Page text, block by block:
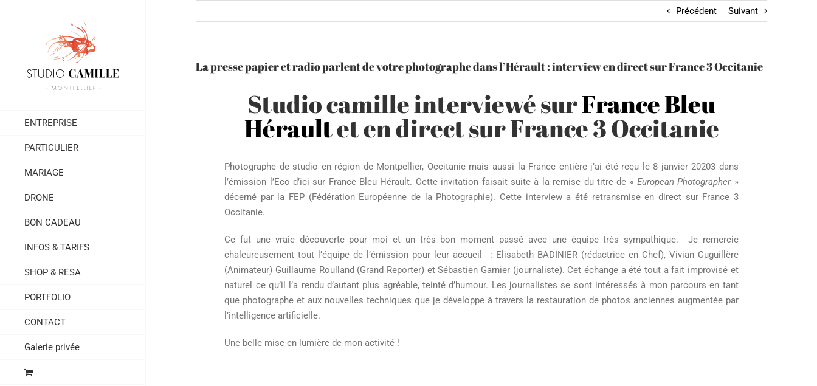
ENTREPRISE
PARTICULIER
MARIAGE
DRONE
BON CADEAU
INFOS & TARIFS
SHOP & RESA
PORTFOLIO
CONTACT
Galerie privée
Précédent Suivant
La presse papier et radio parlent de votre photographe dans l’Hérault : interview en direct sur France 3 Occitanie
Studio camille interviewé surFrance Bleu
Héraultet en direct sur France 3 Occitanie
Photographe de studio en région de Montpellier, Occitanie mais aussi la France entière j’ai été reçu le 8 janvier 20203 dans
l’émission l’Eco d’ici sur France Bleu Hérault. Cette invitation faisait suite à la remise du titre de «European Photographer»
décerné par la FEP (Fédération Européenne de la Photographie). Cette interview a été retransmise en direct sur France 3
Occitanie.
Ce fut une vraie découverte pour moi et un très bon moment passé avec une équipe très sympathique. Je remercie
chaleureusement tout l’équipe de l’émission pour leur accueil : Elisabeth BADINIER (rédactrice en Chef), Vivian Cuguillère
(Animateur) Guillaume Roulland (Grand Reporter) et Sébastien Garnier (journaliste). Cet échange a été tout a fait improvisé et
naturel ce qu’il l’a rendu d’autant plus agréable, teinté d’humour. Les journalistes se sont intéressés à mon parcours en tant
que photographe et aux nouvelles techniques que je développe à travers la restauration de photos anciennes augmentée par
l’intelligence artificielle.
Une belle mise en lumière de mon activité !